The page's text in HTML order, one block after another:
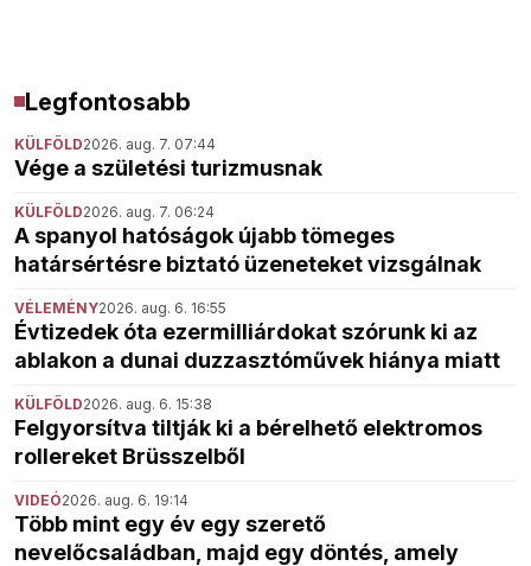
Legfontosabb
KÜLFÖLD2026. aug. 7. 07:44
Vége a születési turizmusnak
KÜLFÖLD2026. aug. 7. 06:24
A spanyol hatóságok újabb tömeges
határsértésre biztató üzeneteket vizsgálnak
VÉLEMÉNY2026. aug. 6. 16:55
Évtizedek óta ezermilliárdokat szórunk ki az
ablakon a dunai duzzasztóművek hiánya miatt
KÜLFÖLD2026. aug. 6. 15:38
Felgyorsítva tiltják ki a bérelhető elektromos
rollereket Brüsszelből
VIDEÓ2026. aug. 6. 19:14
Több mint egy év egy szerető
nevelőcsaládban, majd egy döntés, amely